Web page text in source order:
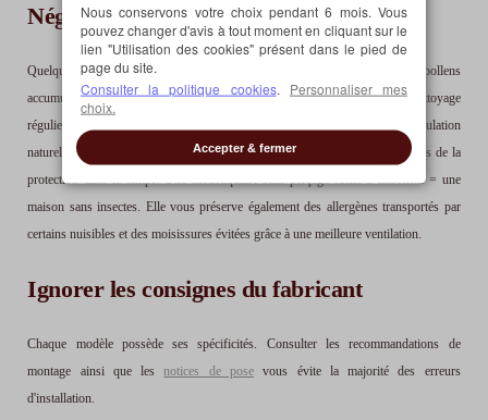
Négliger l'entretien
Quelques minutes suffisent généralement pour retirer la poussière et les pollens
accumulés. Même si les moustiquaires demandent peu d'entretien, un nettoyage
régulier permet de préserver la qualité, la durabilité de la toile et la circulation
naturelle de l'air. Un entretien récurrent participe à préserver les performances de la
protection dans le temps. Une moustiquaire sans perçage facile à entretenir = une
maison sans insectes. Elle vous préserve également des allergènes transportés par
certains nuisibles et des moisissures évitées grâce à une meilleure ventilation.
Ignorer les consignes du fabricant
Chaque modèle possède ses spécificités. Consulter les recommandations de
montage ainsi que lesnotices de pose vous évite la majorité des erreurs
d'installation.
Nous conservons votre choix pendant 6 mois. Vous
pouvez changer d'avis à tout moment en cliquant sur le
lien "Utilisation des cookies" présent dans le pied de
page du site.
Consulter la politique cookies. Personnaliser mes
choix.
Accepter & fermer